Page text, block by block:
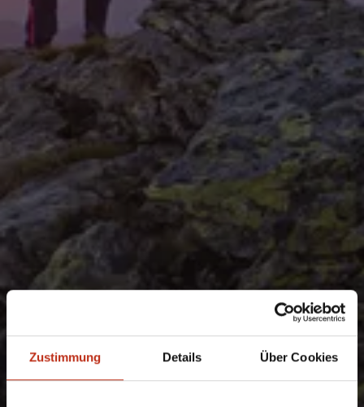
Zustimmung Details Über Cookies